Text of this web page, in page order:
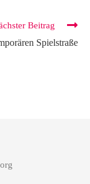
Beitrag
Spielstraße